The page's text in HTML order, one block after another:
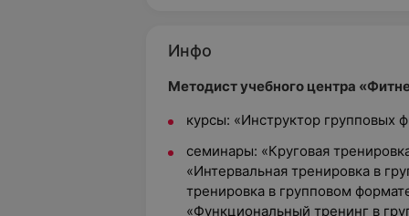
Инфо
Методист учебного центра
курсы: «Инструктор групповых
семинары: «Круговая
«Интервальная тренировка в
тренировка в групповом
«Функциональный тренинг в